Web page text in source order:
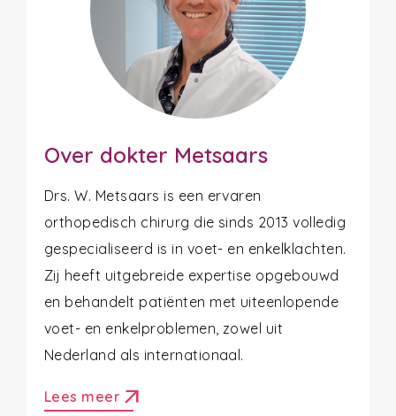
Over dokter Metsaars
Drs. W. Metsaars is een ervaren
orthopedisch chirurg die sinds 2013 volledig
gespecialiseerd is in voet- en enkelklachten.
Zij heeft uitgebreide expertise opgebouwd
en behandelt patiënten met uiteenlopende
voet- en enkelproblemen, zowel uit
Nederland als internationaal.
Lees meer arrow_outward